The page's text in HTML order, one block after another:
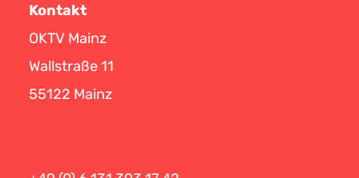
Kontakt
OKTV Mainz
Wallstraße 11
55122 Mainz